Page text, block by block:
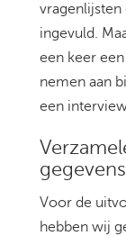
ingevuld.
een keer
nemen aan
een
gegevens
Voor de
hebben wij